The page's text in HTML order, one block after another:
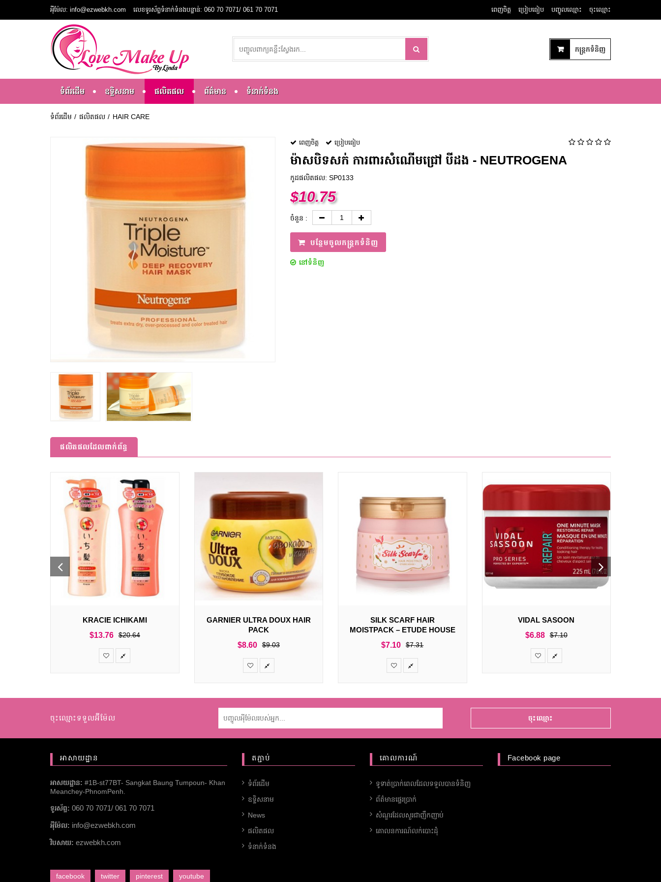
អ៉ីម៉ែល: info@ezwebkh.com លេខទូរស័ព្ទទំនាក់ទំនងបន្ទាន់: 060 70 7071/ 061 70 7071 ពេញចិត្ត ប្រៀបធៀប បញ្ចូលឈ្មោះ ចុះឈ្មោះ
កន្ត្រកទំនិញ
ទំព័រដើម ឧទ្ទិសនាម ផលិតផល ព័ត៌មាន ទំនាក់ទំនង
ទំព័រដើម ផលិតផល HAIR CARE
ពេញចិត្ត ប្រៀបធៀប
ម៉ាសបិទសក់ ការពារសំណើមជ្រៅ បីដង - NEUTROGENA
កូដផលិតផល: SP0133
$10.75
ចំនួន :
បន្ថែមចូលកន្ត្រកទំនិញ
នៅទំនិញ
ផលិតផលដែលពាក់ព័ន្ធ
KRACIE ICHIKAMI
$13.76 $20.64
GARNIER ULTRA DOUX HAIR
PACK
$8.60 $9.03
SILK SCARF HAIR
MOISTPACK – ETUDE HOUSE
$7.10 $7.31
VIDAL SASOON
$6.88 $7.10
ចុះឈ្មោះទទួលអ៊ីម៉ែល ចុះឈ្មោះ
អាសាយដ្ឋាន
អាសយដ្ឋាន: #1B-st77BT- Sangkat Baung Tumpoun- Khan
Meanchey-PhnomPenh.
ទូរស័ព្ទ: 060 70 7071/ 061 70 7071
អ៉ីម៉ែល: info@ezwebkh.com
វិបសាយ: ezwebkh.com
facebook twitter pinterest youtube
តភ្ជាប់
ទំព័រដើម
ឧទ្ទិសនាម
News
ផលិតផល
ទំនាក់ទំនង
គោលការណ៍
ទូទាត់ប្រាក់ពេលដែលទទួលបានទំនិញ
ព័ត៌មានផ្ទេរប្រាក់
សំណួរដែលសួរជាញឹកញាប់
គោលនការណ៍លក់បោះដុំ
Facebook page